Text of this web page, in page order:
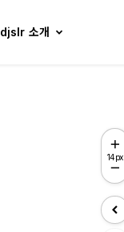
djslr 소개
14px